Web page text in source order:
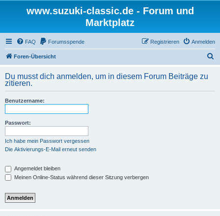
www.suzuki-classic.de - Forum und
Marktplatz
FAQ Forumsspende Anmelden
Registrieren
Foren-Übersicht
h
Du musst dich anmelden, um in diesem Forum Beiträge zu
zitieren.
Benutzername:
Passwort:
Ich habe mein Passwort vergessen
Die Aktivierungs-E-Mail erneut senden
Angemeldet bleiben
Meinen Online-Status während dieser Sitzung verbergen